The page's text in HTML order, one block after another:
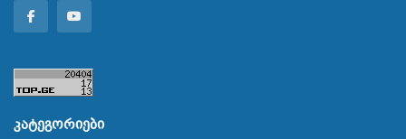
კატეგორიები